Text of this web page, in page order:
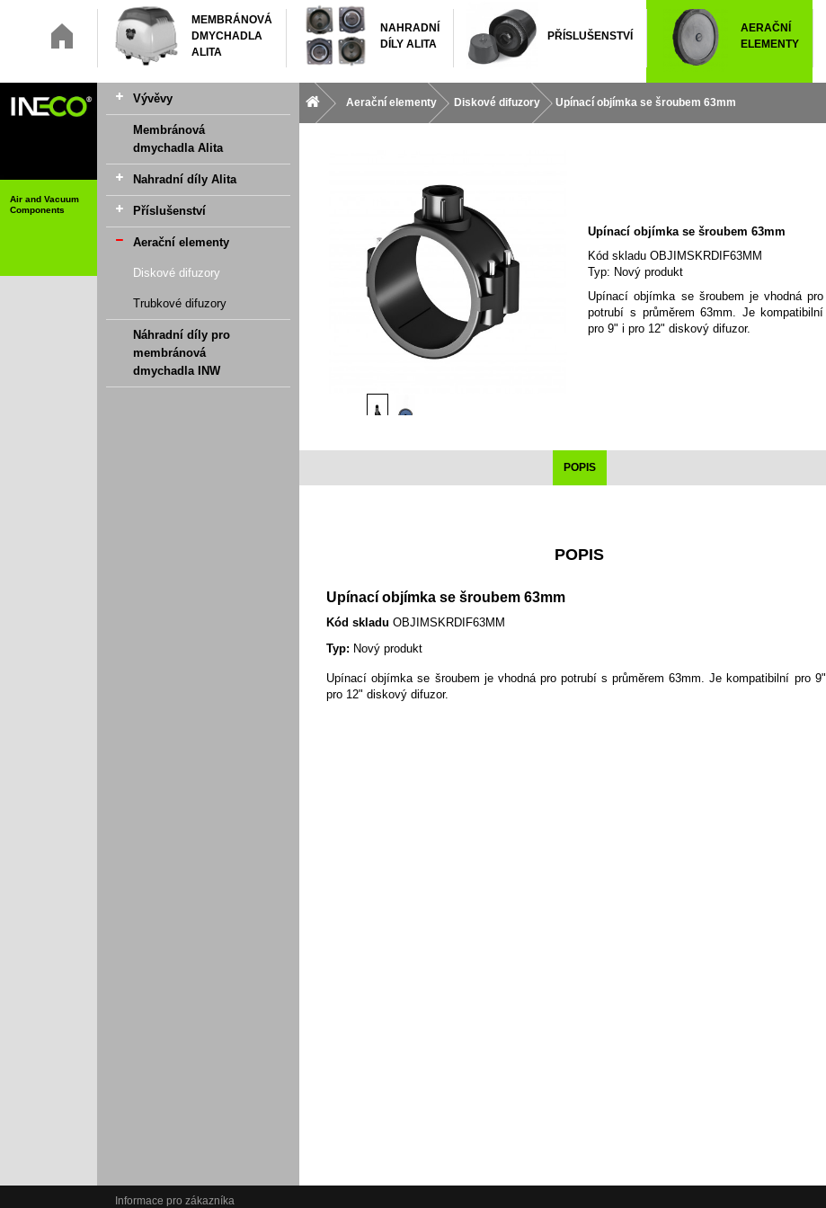
Air and Vacuum
Components
MEMBRÁNOVÁ
DMYCHADLA
ALITA
NAHRADNÍ
DÍLY ALITA
PŘÍSLUŠENSTVÍ
AERAČNÍ
ELEMENTY
Vývěvy
Membránová
dmychadla Alita
Nahradní díly Alita
Příslušenství
Aerační elementy
Diskové difuzory
Trubkové difuzory
Náhradní díly pro
membránová
dmychadla INW
Aerační elementy Diskové difuzory Upínací objímka se šroubem 63mm
Upínací objímka se šroubem 63mm
Kód skladu OBJIMSKRDIF63MM
Typ: Nový produkt
Upínací objímka se šroubem je vhodná pro
potrubí s průměrem 63mm. Je kompatibilní
pro 9"i pro 12" diskový difuzor.
POPIS
POPIS
Upínací objímka se šroubem 63mm
Kód skladu OBJIMSKRDIF63MM
Typ: Nový produkt
Upínací objímka se šroubem je vhodná pro potrubí s průměrem 63mm. Je kompatibilní pro 9"
pro 12" diskový difuzor.
Informace pro zákazníka